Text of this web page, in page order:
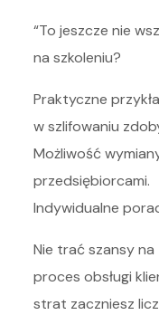
“To jeszcze nie
na szkoleniu?
Praktyczne
w szlifowaniu
Możliwość
przedsiębiorcami.
Indywidualne
Nie trać szansy
proces obsługi
strat zaczniesz